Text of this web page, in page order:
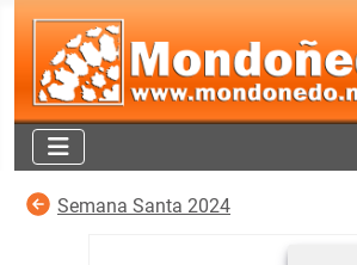
Semana Santa 2024